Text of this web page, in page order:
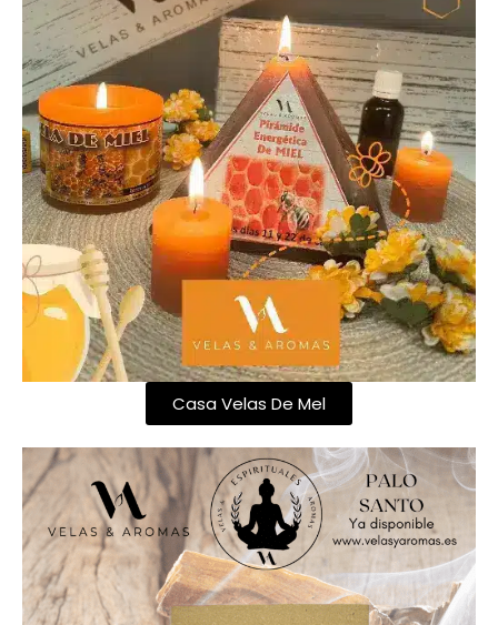
Casa Velas De Mel